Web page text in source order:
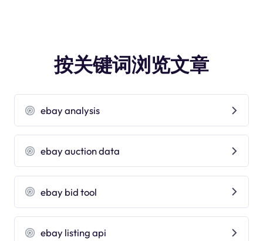
按关键词浏览文章
ebay analysis
ebay auction data
ebay bid tool
ebay listing api